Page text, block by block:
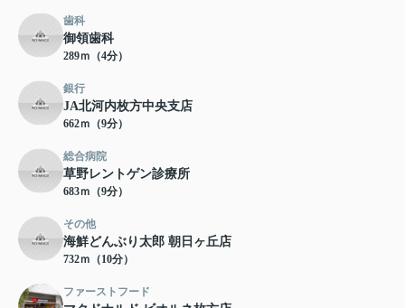
歯科
御領歯科
289ｍ（4分）
銀行
JA北河内枚方中央支店
662ｍ（9分）
総合病院
草野レントゲン診療所
683ｍ（9分）
その他
海鮮どんぶり太郎 朝日ヶ丘店
732ｍ（10分）
ファーストフード